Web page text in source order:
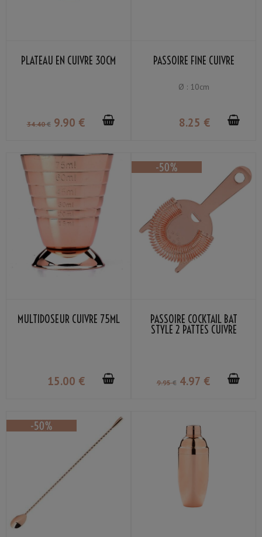
PLATEAU EN CUIVRE 30CM
34.40 € 9.90 €
PASSOIRE FINE CUIVRE
Ø : 10cm
8.25 €
MULTIDOSEUR CUIVRE 75ML
15.00 €
PASSOIRE COCKTAIL BAT
STYLE 2 PATTES CUIVRE
9.95 € 4.97 €